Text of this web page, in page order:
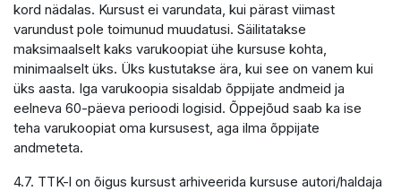
kord nädalas. Kursust ei varundata, kui pärast viimast
varundust pole toimunud muudatusi. Säilitatakse
maksimaalselt kaks varukoopiat ühe kursuse kohta,
minimaalselt üks. Üks kustutakse ära, kui see on vanem kui
üks aasta. Iga varukoopia sisaldab õppijate andmeid ja
eelneva 60-päeva perioodi logisid. Õppejõud saab ka ise
teha varukoopiat oma kursusest, aga ilma õppijate
andmeteta.
4.7. TTK-l on õigus kursust arhiveerida kursuse autori/haldaja